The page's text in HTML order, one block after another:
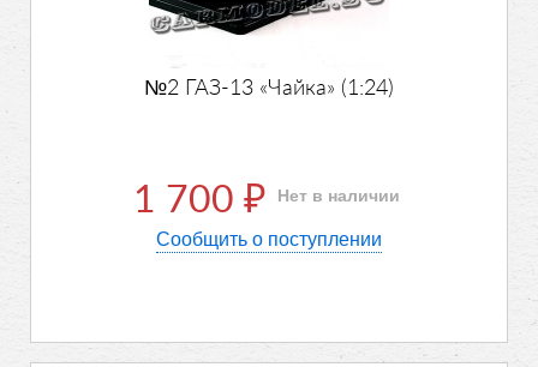
№2 ГАЗ-13 «Чайка» (1:24)
1 700 ₽ Нет в наличии
Сообщить о поступлении